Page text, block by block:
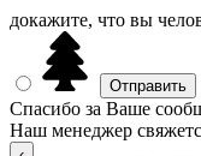
докажите, что вы
Спасибо за Ваше
Наш менеджер